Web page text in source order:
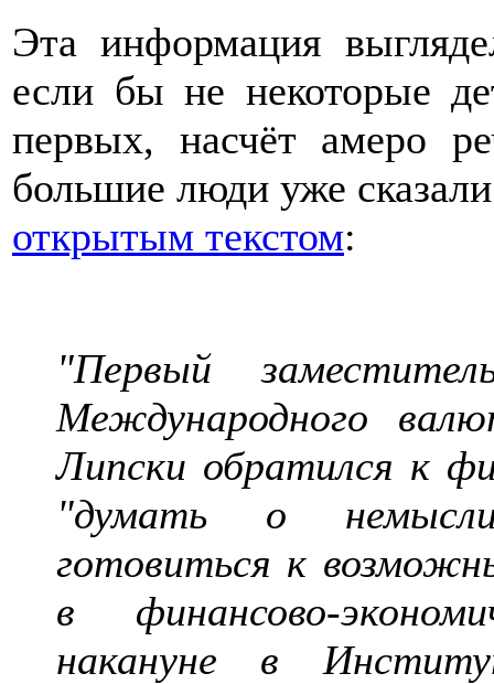
Эта информация
если бы не некоторые
первых, насчёт амеро
большие люди уже
открытым текстом:
"Первый
Международного
Липски обратился к
"думать о
готовиться к
в финансово-
накануне в